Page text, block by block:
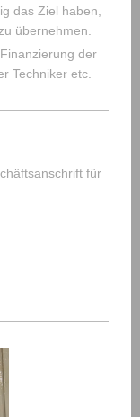
das Ziel haben,
übernehmen.
der
Techniker etc.
für